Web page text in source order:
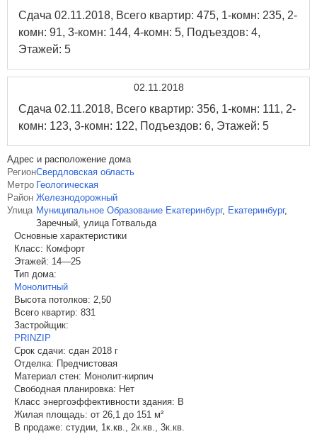
Сдача 02.11.2018, Всего квартир: 475, 1-комн: 235, 2-
комн: 91, 3-комн: 144, 4-комн: 5, Подъездов: 4,
Этажей: 5
02.11.2018
Сдача 02.11.2018, Всего квартир: 356, 1-комн: 111, 2-
комн: 123, 3-комн: 122, Подъездов: 6, Этажей: 5
Адрес и расположение дома
РегионСвердловская область
Метро Геологическая
Район Железнодорожный
Улица Муниципальное Образование Екатеринбург, Екатеринбург,
Заречный, улица Готвальда
Основные характеристики
Класс: Комфорт
Этажей: 14—25
Тип дома:
Монолитный
Высота потолков: 2,50
Всего квартир: 831
Застройщик:
PRINZIP
Срок сдачи: сдан 2018 г
Отделка: Предчистовая
Материал стен: Монолит-кирпич
Свободная планировка: Нет
Класс энергоэффективности здания: B
Жилая площадь: от 26,1 до 151 м²
В продаже: студии, 1к.кв., 2к.кв., 3к.кв.